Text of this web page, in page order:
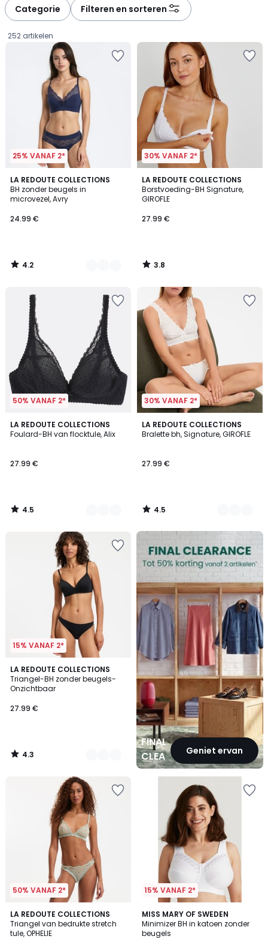
Categorie Filteren en sorteren
252 artikelen
25% VANAF 2*
LA REDOUTE COLLECTIONS
BH zonder beugels in
microvezel, Avry
€.
24.99 €
4.2
/ 5
3
Kleuren
4.2
/
30% VANAF 2*
LA REDOUTE COLLECTIONS
Borstvoeding-BH Signature,
GIROFLE
27.99 €
3.8
/ 5
3.8
/
50% VANAF 2*
LA REDOUTE COLLECTIONS
Foulard-BH van flocktule, Alix
27.99 €
4.5
/ 5
4
Kleuren
4.5
/
30% VANAF 2*
LA REDOUTE COLLECTIONS
Bralette bh, Signature, GIROFLE
27.99 €
4.5
/ 5
2
Kleuren
4.5
/
15% VANAF 2*
LA REDOUTE COLLECTIONS
Triangel-BH zonder beugels-
Onzichtbaar
27.99 €
4.3
/ 5
3
Kleuren
4.3
/
FINAL
CLEARANCEGeniet ervan
FINAL
CLEARANCE
50% VANAF 2*
LA REDOUTE COLLECTIONS
Triangel van bedrukte stretch
tule, OPHELIE
15% VANAF 2*
MISS MARY OF SWEDEN
Minimizer BH in katoen zonder
beugels
4.5
/ 5
6
Kleuren